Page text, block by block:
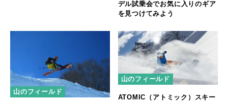
デル試乗会でお気に入りのギア
を見つけてみよう
山のフィールド
山のフィールド
ATOMIC（アトミック）スキー